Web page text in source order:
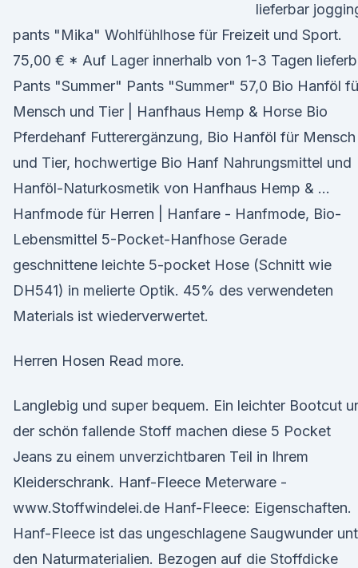
lieferbar
pants "Mika" Wohlfühlhose für Freizeit und Sport.
75,00 € * Auf Lager innerhalb von 1-3 Tagen
Pants "Summer" Pants "Summer" 57,0 Bio Hanföl
Mensch und Tier | Hanfhaus Hemp & Horse Bio
Pferdehanf Futterergänzung, Bio Hanföl für Mensch
und Tier, hochwertige Bio Hanf Nahrungsmittel und
Hanföl-Naturkosmetik von Hanfhaus Hemp & …
Hanfmode für Herren | Hanfare - Hanfmode, Bio-
Lebensmittel 5-Pocket-Hanfhose Gerade
geschnittene leichte 5-pocket Hose (Schnitt wie
DH541) in melierte Optik. 45% des verwendeten
Materials ist wiederverwertet.
Herren Hosen Read more.
Langlebig und super bequem. Ein leichter Bootcut
der schön fallende Stoff machen diese 5 Pocket
Jeans zu einem unverzichtbaren Teil in Ihrem
Kleiderschrank. Hanf-Fleece Meterware -
www.Stoffwindelei.de Hanf-Fleece: Eigenschaften.
Hanf-Fleece ist das ungeschlagene Saugwunder
den Naturmaterialien. Bezogen auf die Stoffdicke